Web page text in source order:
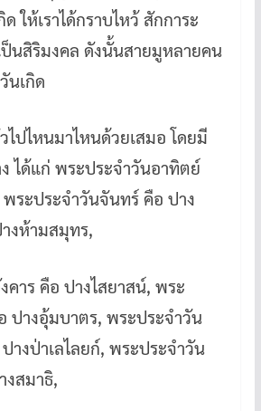
ให้เราได้กราบไหว้ สักการะ
ป็นสิริมงคล ดังนั้นสายมูหลายคน
นเกิด
ไปไหนมาไหนด้วยเสมอ โดยมี
ได้แก่ พระประจำวันอาทิตย์
พระประจำวันจันทร์ คือ ปาง
งห้ามสมุทร,
คาร คือ ปางไสยาสน์, พระ
ปางอุ้มบาตร, พระประจำวัน
างป่าเลไลยก์, พระประจำวัน
สมาธิ,